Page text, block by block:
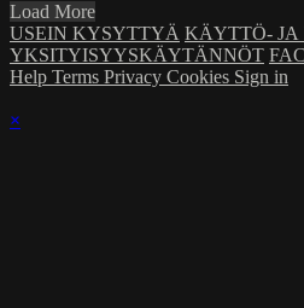
Load More
USEIN KYSYTTYÄ KÄYTTÖ- JA
YKSITYISYYSKÄYTÄNNÖT
Help Terms Privacy Cookies Sign in
×